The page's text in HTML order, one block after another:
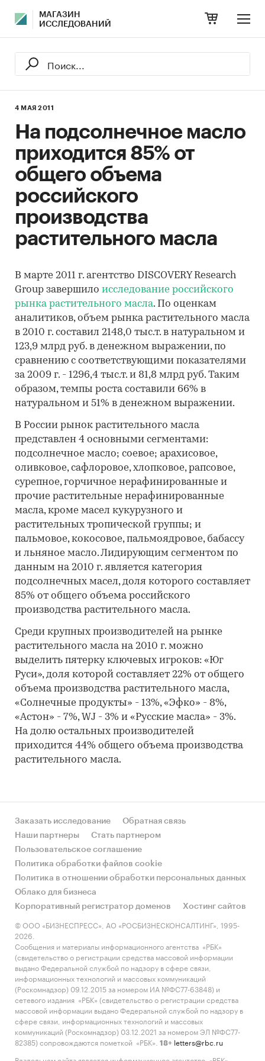
МАГАЗИН
ИССЛЕДОВАНИЙ
4 МАЯ 2011
На подсолнечное масло
приходится 85% от
общего объема
российского
производства
растительного масла
В марте 2011 г. агентство DISCOVERY Research
Group завершило исследование российского
рынка растительного масла. По оценкам
аналитиков, объем рынка растительного масла
в 2010 г. составил 2148,0 тыс.т. в натуральном и
123,9 млрд руб. в денежном выражении, по
сравнению с соответствующими показателями
за 2009 г. - 1296,4 тыс.т. и 81,8 млрд руб. Таким
образом, темпы роста составили 66% в
натуральном и 51% в денежном выражении.
В России рынок растительного масла
представлен 4 основными сегментами:
подсолнечное масло; соевое; арахисовое,
оливковое, сафлоровое, хлопковое, рапсовое,
сурепное, горчичное нерафинированные и
прочие растительные нерафинированные
масла, кроме масел кукурузного и
растительных тропической группы; и
пальмовое, кокосовое, пальмоядровое, бабассу
и льняное масло. Лидирующим сегментом по
данным на 2010 г. является категория
подсолнечных масел, доля которого составляет
85% от общего объема российского
производства растительного масла.
Среди крупных производителей на рынке
растительного масла на 2010 г. можно
выделить пятерку ключевых игроков: «Юг
Руси», доля которой составляет 22% от общего
объема производства растительного масла,
«Солнечные продукты» - 13%, «Эфко» - 8%,
«Астон» - 7%, WJ - 3% и «Русские масла» - 3%.
На долю остальных производителей
приходится 44% общего объема производства
растительного масла.
Заказать исследование
Обратная связь
Наши партнеры
Стать партнером
Пользовательское соглашение
Политика обработки файлов cookie
Политика в отношении обработки персональных данных
Облако для бизнеса
Корпоративный регистратор доменов
Хостинг сайтов
© ООО «БИЗНЕСПРЕСС», АО «РОСБИЗНЕСКОНСАЛТИНГ», 1995-
2026.
Сообщения и материалы информационного агентства «РБК»
(свидетельство о регистрации средства массовой информации
выдано Федеральной службой по надзору в сфере связи,
информационных технологий и массовых коммуникаций
(Роскомнадзор) 09.12.2015 за номером ИА №ФС77-63848) и
сетевого издания «РБК» (свидетельство о регистрации средства
массовой информации выдано Федеральной службой по надзору в
сфере связи, информационных технологий и массовых
коммуникаций (Роскомнадзор) 03.12.2021 за номером ЭЛ №ФС77-
82385) сопровождаются пометкой «РБК».
18+ letters@rbc.ru